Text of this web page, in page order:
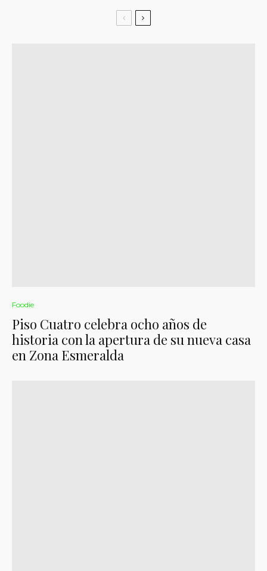
Foodie
Piso Cuatro celebra ocho años de
historia con la apertura de su nueva casa
en Zona Esmeralda